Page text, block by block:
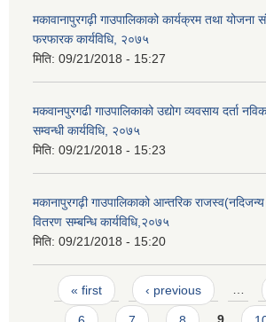
मकावानापुरगढ़ी गाउपालिकाको कार्यक्रम तथा योजना
फरफारक कार्यविधि, २०७५
मिति: 09/21/2018 - 15:27
मकवानपुरगढी गाउपालिकाको उद्योग व्यवसाय दर्ता
सम्वन्धी कार्यविधि, २०७५
मिति: 09/21/2018 - 15:23
मकानापुरगढ़ी गाउपालिकाको आन्तरिक राजस्व(नदिजन्य
वितरण सम्बन्धि कार्यविधि,२०७५
मिति: 09/21/2018 - 15:20
Pages
« first ‹ previous …